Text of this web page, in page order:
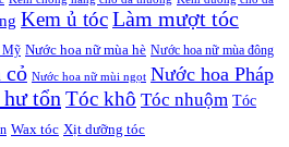
Kem ủ tócLàm mượt tóc
Mỹ Nước hoa nữ mùa hè Nước hoa nữ mùa đông
cỏ Nước hoa nữ mùi ngọt Nước hoa Pháp
tổn Tóc khô Tóc nhuộm Tóc
Wax tóc Xịt dưỡng tóc